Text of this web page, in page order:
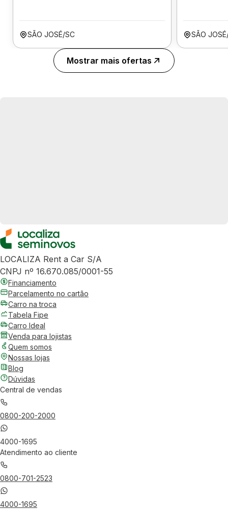
SÃO JOSÉ/SC SÃO
Mostrar mais ofertas
LOCALIZA Rent a Car S/A
CNPJ nº 16.670.085/0001-55
Financiamento
Parcelamento no cartão
Carro na troca
Tabela Fipe
Carro Ideal
Venda para lojistas
Quem somos
Nossas lojas
Blog
Dúvidas
Central de vendas
0800-200-2000
4000-1695
Atendimento ao cliente
0800-701-2523
4000-1695